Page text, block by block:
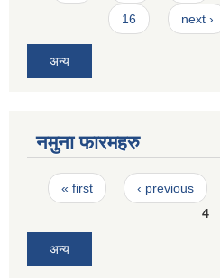
16 next ›
अन्य
नमुना फारमहरु
Pages
« first ‹ previous
4
अन्य